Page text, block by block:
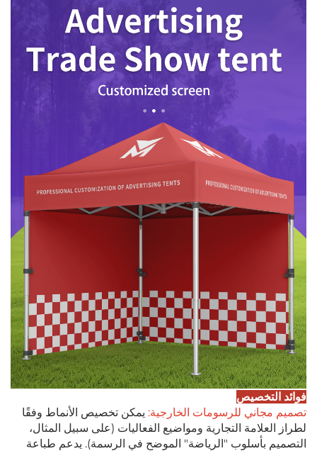
فوائد التخصيص
تصميم مجاني للرسومات الخارجية:يمكن تخصيص الأنماط وفقًا
لطراز العلامة التجارية ومواضيع الفعاليات (على سبيل المثال،
التصميم بأسلوب "الرياضة" الموضح في الرسمة). يدعم طباعة